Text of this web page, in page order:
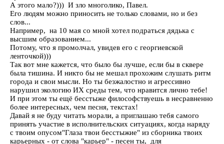
А этого мало?))) И зло многолико, Павел.
Его людям можно приносить не только словами, но и без
слов...
Например, на 10 мая со мной хотел подраться дядька с
высшим образованием...
Потому, что я промолчал, увидев его с георгиевской
ленточкой)))
Так вот мне кажется, что было бы лучше, если бы в сквере
была тишина. И никто бы не мешал прохожим слушать ритм
города и свои мысли. Но ты безжалостно и агрессивно
нарушил экологию ИХ среды тем, что нравится лично тебе!
И при этом ты ещё бесстыже философствуешь в несравненно
более интересных, чем песня, текстах!
Давай я не буду читать морали, а приглашаю тебя самого
принять участие в исполнительских ситуациях, когда наряду
с твоим опусом"Глаза твои бесстыжие" из сборника твоих
карьерных - от слова "карьер" - песен ты, для